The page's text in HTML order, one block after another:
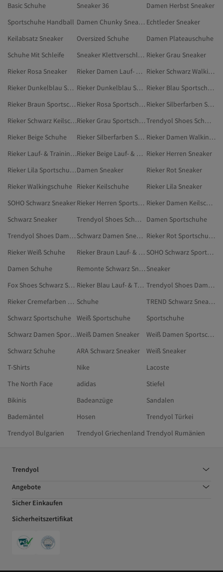
Basic Schuhe
Sneaker 36
Damen Herbst Sneaker
Sportschuhe Handball
Damen Chunky Sneaker Echtleder Sneaker
Keilabsatz Sneaker
Oversized Schuhe
Damen Plateauschuhe
Schuhe Mit Schleife
Sneaker Klettverschluss Rieker Grau Sneaker
Rieker Rosa Sneaker
Rieker Damen Lauf- & Trainingsschuhe
Rieker Schwarz Walkingschuhe
Rieker Dunkelblau Sneaker
Rieker Dunkelblau Sportschuhe
Rieker Blau Sportschuhe
Rieker Braun Sportschuhe
Rieker Rosa Sportschuhe
Rieker Silberfarben Sneaker
Rieker Schwarz Keilschuhe
Rieker Grau Sportschuhe
Trendyol Shoes Schwarz Sneaker
Rieker Beige Schuhe
Rieker Silberfarben Sportschuhe
Rieker Damen Walkingschuhe
Rieker Lauf- & Trainingsschuhe
Rieker Beige Lauf- & Trainingsschuhe Rieker Herren Sneaker
Rieker Lila SportschuheDamen Sneaker
Rieker Rot Sneaker
Rieker Walkingschuhe Rieker Keilschuhe
Rieker Lila Sneaker
SOHO Schwarz Sneaker
Rieker Herren Sportschuhe
Rieker Damen Keilschuhe
Schwarz Sneaker
Trendyol Shoes Schwarz Sportschuhe
Damen Sportschuhe
Trendyol Shoes Damen Sneaker
Schwarz Damen Sneaker
Rieker Rot Sportschuhe
Rieker Weiß Schuhe
Rieker Braun Lauf- & Trainingsschuhe
SOHO Schwarz Sportschuhe
Damen Schuhe
Remonte Schwarz Sneaker Sneaker
Fox Shoes Schwarz Sportschuhe
Rieker Blau Lauf- & Trainingsschuhe
Trendyol Shoes Damen Sportschuhe
Rieker Cremefarben Schuhe Schuhe
TREND Schwarz Sneaker
Schwarz Sportschuhe
Weiß Sportschuhe
Sportschuhe
Schwarz Damen SportschuheWeiß Damen Sneaker
Weiß Damen Sportschuhe
Schwarz Schuhe
ARA Schwarz Sneaker
Weiß Sneaker
T-Shirts
Nike
Lacoste
The North Face
adidas
Stiefel
Bikinis
Badeanzüge
Sandalen
Bademäntel
Hosen
Trendyol Türkei
Trendyol Bulgarien
Trendyol Griechenland Trendyol Rumänien
Trendyol
Angebote
Sicher Einkaufen
Sicherheitszertifikat